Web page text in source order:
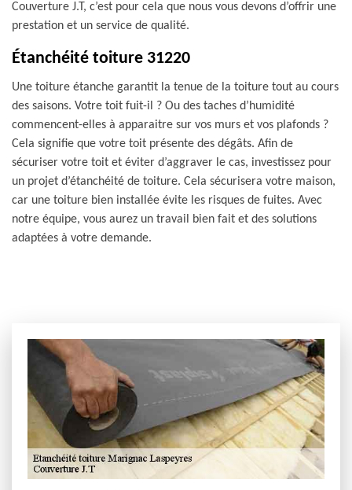
Couverture J.T, c’est pour cela que nous vous devons d’offrir une
prestation et un service de qualité.
Étanchéité toiture 31220
Une toiture étanche garantit la tenue de la toiture tout au cours
des saisons. Votre toit fuit-il ? Ou des taches d’humidité
commencent-elles à apparaitre sur vos murs et vos plafonds ?
Cela signifie que votre toit présente des dégâts. Afin de
sécuriser votre toit et éviter d’aggraver le cas, investissez pour
un projet d’étanchéité de toiture. Cela sécurisera votre maison,
car une toiture bien installée évite les risques de fuites. Avec
notre équipe, vous aurez un travail bien fait et des solutions
adaptées à votre demande.